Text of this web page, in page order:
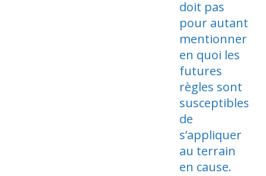
doit pas
pour autant
mentionner
en quoi les
futures
règles sont
susceptibles
de
s’appliquer
au terrain
en cause.